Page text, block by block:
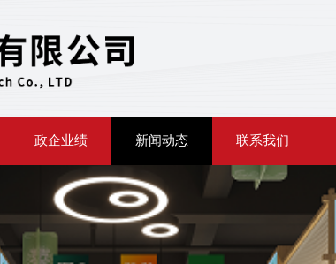
政企业绩 新闻动态 联系我们